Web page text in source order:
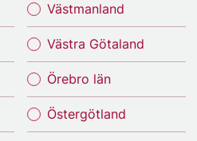
Västmanland
Västra Götaland
Örebro län
Östergötland